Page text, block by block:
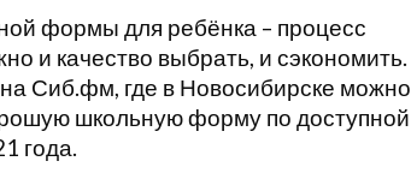
формы для ребёнка – процесс
и качество выбрать, и сэкономить.
Сиб.фм, где в Новосибирске можно
школьную форму по доступной
года.